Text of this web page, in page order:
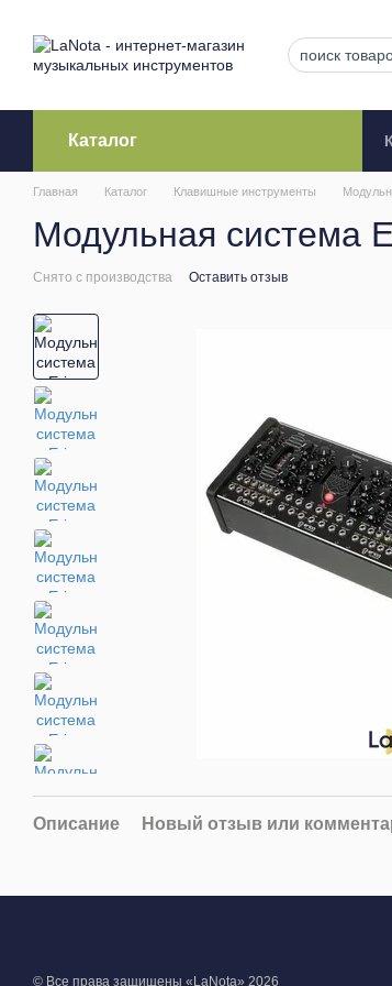
Каталог
Главная Каталог Клавишные инструменты
Модульная система
Снято с производства Оставить отзыв
Описание Новый отзыв или
© Все права защищены «LaNota» 2026